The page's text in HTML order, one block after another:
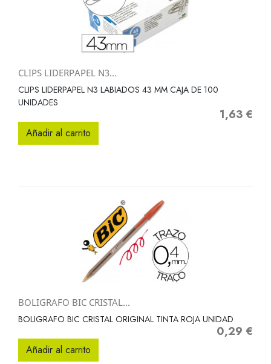
CLIPS LIDERPAPEL N3...
CLIPS LIDERPAPEL N3 LABIADOS 43 MM CAJA DE 100
UNIDADES
Precio
1,63 €
Añadir al carrito
BOLIGRAFO BIC CRISTAL...
BOLIGRAFO BIC CRISTAL ORIGINAL TINTA ROJA UNIDAD
Precio
0,29 €
Añadir al carrito